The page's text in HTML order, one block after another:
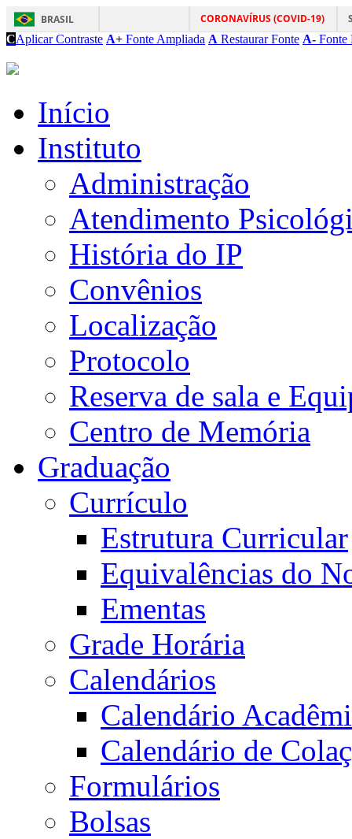
BRASIL CORONAVÍRUS (COVID-19)
CAplicar Contraste A+ Fonte Ampliada A Restaurar Fonte A- Fonte
Início
Instituto
Administração
Atendimento
História do IP
Convênios
Localização
Protocolo
Reserva de sala e
Centro de Memória
Graduação
Currículo
Estrutura Curricular
Equivalências do
Ementas
Grade Horária
Calendários
Calendário
Calendário de
Formulários
Bolsas